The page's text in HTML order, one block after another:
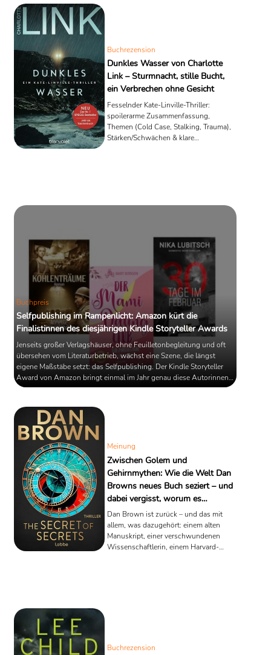
Buchrezension
Dunkles Wasser von Charlotte
Link – Sturmnacht, stille Bucht,
ein Verbrechen ohne Gesicht
Fesselnder Kate-Linville-Thriller:
spoilerarme Zusammenfassung,
Themen (Cold Case, Stalking, Trauma),
Stärken/Schwächen & klare
Buchpreis
Selfpublishing im Rampenlicht: Amazon kürt die
Finalistinnen des diesjährigen Kindle Storyteller Awards
Jenseits großer Verlagshäuser, ohne Feuilletonbegleitung und oft
übersehen vom Literaturbetrieb, wächst eine Szene, die längst
eigene Maßstäbe setzt: das Selfpublishing. Der Kindle Storyteller
Award von Amazon bringt einmal im Jahr genau diese Autorinnen
und Autoren ins öffentliche Blickfeld – mit Preisgeld, Reichweite
Jahrgang 2025 bekannt gegeben.
Meinung
Zwischen Golem und
Gehirnmythen: Wie die Welt Dan
Browns neues Buch seziert – und
dabei vergisst, worum es
eigentlich geht
Dan Brown ist zurück – und das mit
allem, was dazugehört: einem alten
Manuskript, einer verschwundenen
Wissenschaftlerin, einem Harvard-
Buchrezension